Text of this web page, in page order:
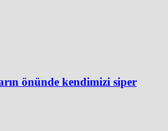
önünde kendimizi siper